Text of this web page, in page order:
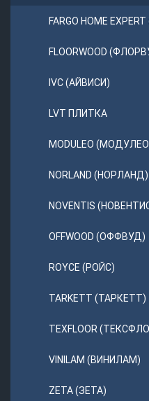
FARGO HOME
FLOORWOOD
IVC (АЙВИСИ)
LVT ПЛИТКА
MODULEO
NORLAND (НОРЛАНД)
NOVENTIS
OFFWOOD (ОФФВУД)
ROYCE (РОЙС)
TARKETT (ТАРКЕТТ)
TEXFLOOR
VINILAM (ВИНИЛАМ)
ZETA (ЗЕТА)